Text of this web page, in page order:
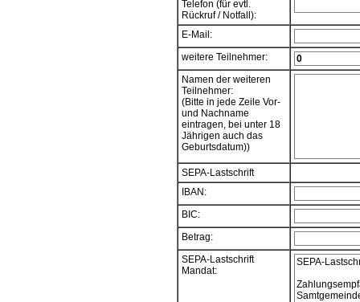
Telefon (für evtl.
Rückruf / Notfall):
E-Mail:
weitere Teilnehmer:
Namen der weiteren
Teilnehmer:
(Bitte in jede Zeile Vor-
und Nachname
eintragen, bei unter 18
Jährigen auch das
Geburtsdatum))
SEPA-Lastschrift
IBAN:
BIC:
Betrag:
SEPA-Lastschrift
Mandat:
SEPA-